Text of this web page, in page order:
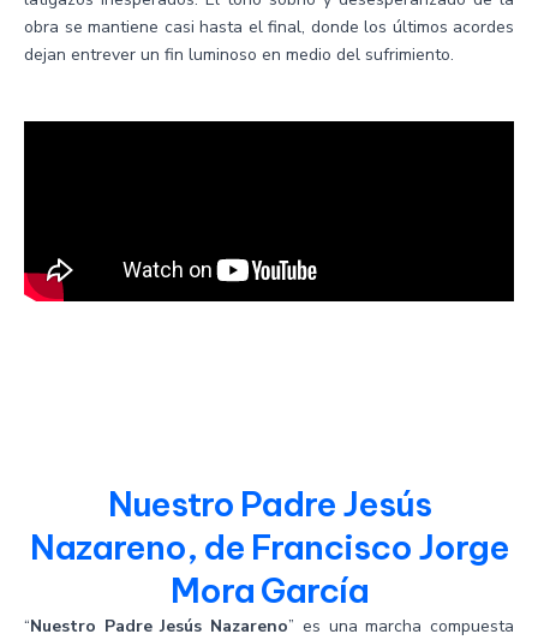
obra se mantiene casi hasta el final, donde los últimos acordes
dejan entrever un fin luminoso en medio del sufrimiento.
Nuestro Padre Jesús
Nazareno, de Francisco Jorge
Mora García
“Nuestro Padre Jesús Nazareno” es una marcha compuesta